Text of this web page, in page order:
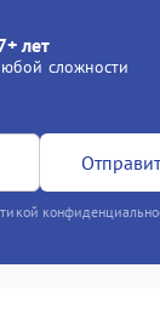
лет
сложности